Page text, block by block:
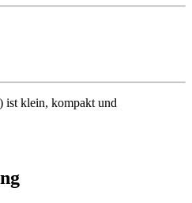
ist klein, kompakt und